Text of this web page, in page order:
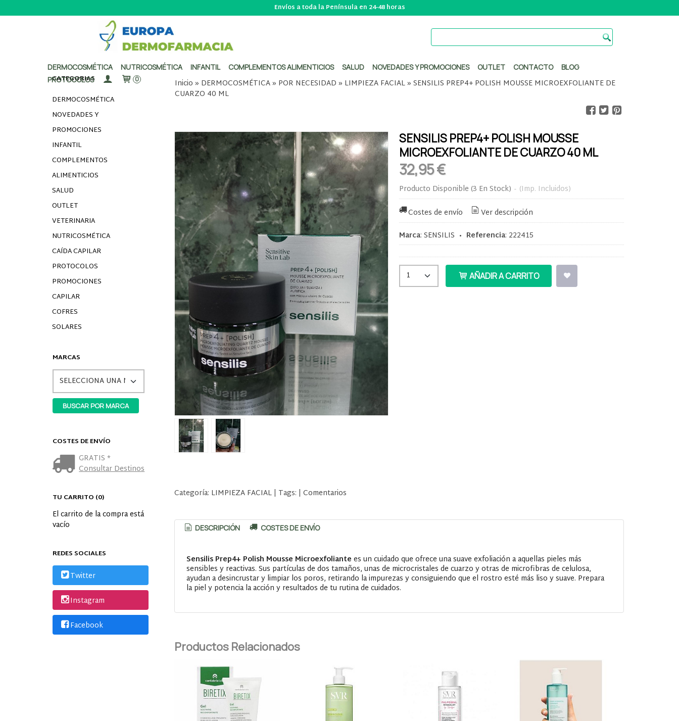
Envíos a toda la Península en 24-48 horas
DERMOCOSMÉTICA NUTRICOSMÉTICA INFANTIL COMPLEMENTOS ALIMENTICIOS SALUD NOVEDADES Y PROMOCIONES OUTLET CONTACTO
BLOG
PROTOCOLOS
0
CATEGORÍAS
DERMOCOSMÉTICA
NOVEDADES Y
PROMOCIONES
INFANTIL
COMPLEMENTOS
ALIMENTICIOS
SALUD
OUTLET
VETERINARIA
NUTRICOSMÉTICA
CAÍDA CAPILAR
PROTOCOLOS
PROMOCIONES
CAPILAR
COFRES
SOLARES
MARCAS
COSTES DE ENVÍO
GRATIS *
Consultar Destinos
TU CARRITO (0)
El carrito de la compra está
vacío
REDES SOCIALES
Twitter
Instagram
Facebook
Inicio » DERMOCOSMÉTICA» POR NECESIDAD » LIMPIEZA FACIAL» SENSILIS PREP4+ POLISH MOUSSE MICROEXFOLIANTE DE
CUARZO 40 ML
SENSILIS PREP4+ POLISH MOUSSE
MICROEXFOLIANTE DE CUARZO 40 ML
32,95 €
Producto Disponible (3 En Stock) - (Imp. Incluidos)
Costes de envío
Ver descripción
Marca: SENSILIS • Referencia: 222415
AÑADIR A CARRITO
Categoría: LIMPIEZA FACIAL| Tags: | Comentarios
DESCRIPCIÓN COSTES DE ENVÍO
Sensilis Prep4+ Polish Mousse Microexfoliante es un cuidado que ofrece una suave exfoliación a aquellas pieles más
sensibles y reactivas. Sus partículas de dos tamaños, unas de microcristales de cuarzo y otras de microfibras de celulosa,
ayudan a desincrustar y limpiar los poros, retirando la impurezas y consiguiendo que el rostro esté más liso y suave. Prepara
la piel y potencia la acción y resultados de tu rutina de cuidados.
Productos Relacionados